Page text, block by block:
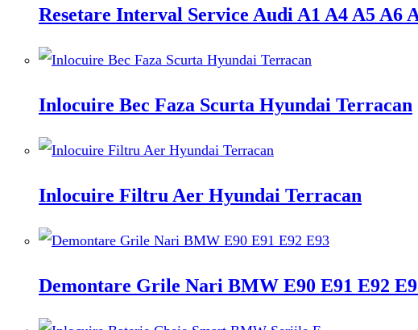
Resetare Interval Service Audi A1 A4 A5 A6
Inlocuire Bec Faza Scurta Hyundai Terracan
Inlocuire Filtru Aer Hyundai Terracan
Demontare Grile Nari BMW E90 E91 E92